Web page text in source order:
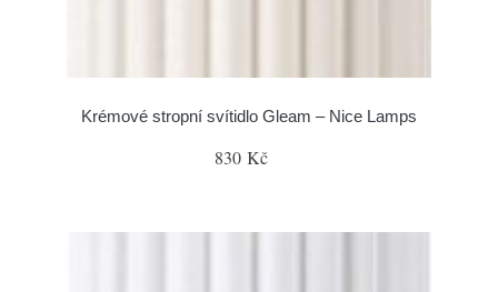
Krémové stropní svítidlo Gleam – Nice Lamps
830 Kč